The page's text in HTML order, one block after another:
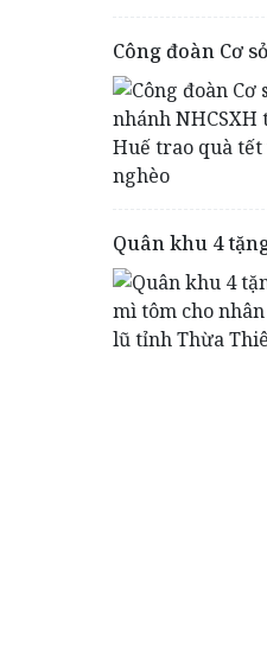
Công đoàn Cơ
Quân khu 4